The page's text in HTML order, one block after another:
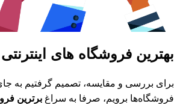
بهترین فروشگاه های
برای بررسی و مقایسه، تصمیم گرفتیم به
فروشگاه‌ها برویم، صرفا به سراغ برترین